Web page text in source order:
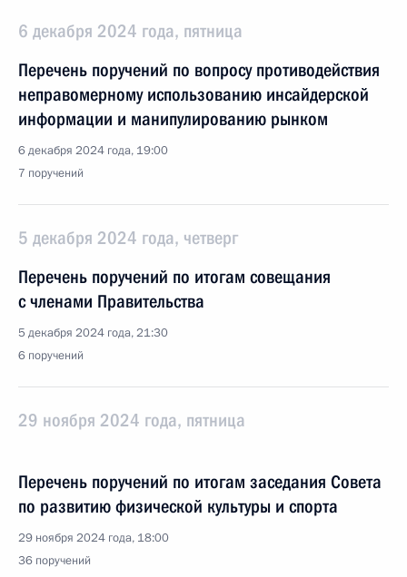
6 декабря 2024 года, пятница
Перечень поручений по вопросу противодействия
неправомерному использованию инсайдерской
информации и манипулированию рынком
6 декабря 2024 года, 19:00
7 поручений
5 декабря 2024 года, четверг
Перечень поручений по итогам совещания
с членами Правительства
5 декабря 2024 года, 21:30
6 поручений
29 ноября 2024 года, пятница
Перечень поручений по итогам заседания Совета
по развитию физической культуры и спорта
29 ноября 2024 года, 18:00
36 поручений